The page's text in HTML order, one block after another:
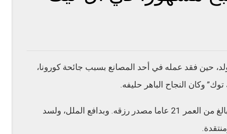
حين فقد عمله في أحد المصانع بسبب جائحة كورونا،
وكان النجاح الباهر حليفه.
بدأت القصة في ربيع عام 2020، حين فقد الشاب البالغ من العمر 21 عاما مصدر رزقه. وبدافع الملل، ولسد